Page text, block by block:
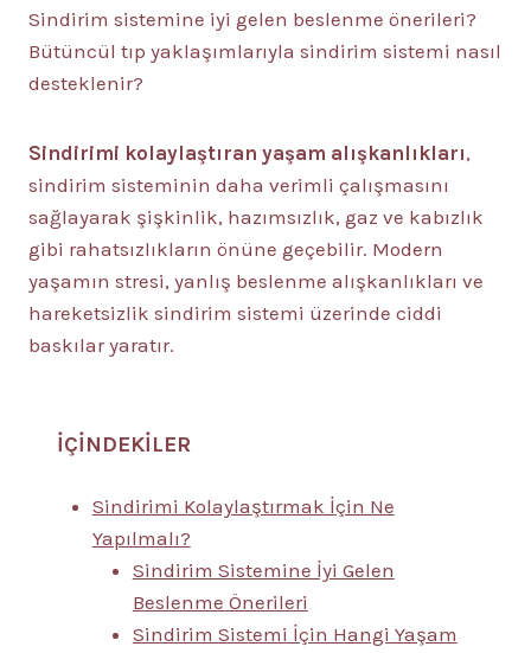
Sindirim sistemine iyi gelen beslenme önerileri?
Bütüncül tıp yaklaşımlarıyla sindirim sistemi nasıl
desteklenir?
Sindirimi kolaylaştıran yaşam alışkanlıkları,
sindirim sisteminin daha verimli çalışmasını
sağlayarak şişkinlik, hazımsızlık, gaz ve kabızlık
gibi rahatsızlıkların önüne geçebilir. Modern
yaşamın stresi, yanlış beslenme alışkanlıkları ve
hareketsizlik sindirim sistemi üzerinde ciddi
baskılar yaratır.
İÇİNDEKİLER
Sindirimi Kolaylaştırmak İçin Ne
Yapılmalı?
Sindirim Sistemine İyi Gelen
Beslenme Önerileri
Sindirim Sistemi İçin Hangi Yaşam